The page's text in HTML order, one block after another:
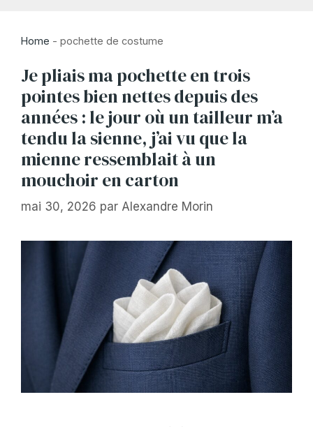
Home - pochette de costume
Je pliais ma pochette en trois
pointes bien nettes depuis des
années : le jour où un tailleur m’a
tendu la sienne, j’ai vu que la
mienne ressemblait à un
mouchoir en carton
mai 30, 2026 par Alexandre Morin